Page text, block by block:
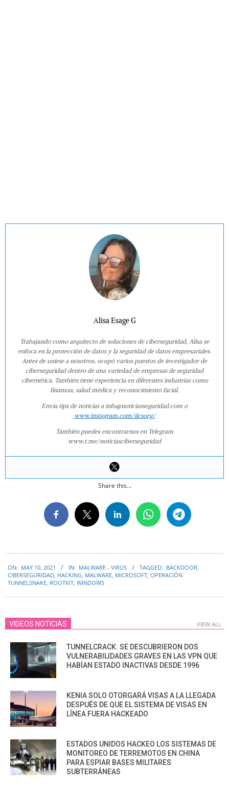
Alisa Esage G
Trabajando como arquitecto de soluciones de ciberseguridad, Alisa se
enfoca en la protección de datos y la seguridad de datos empresariales.
Antes de unirse a nosotros, ocupó varios puestos de investigador de
ciberseguridad dentro de una variedad de empresas de seguridad
cibernética. También tiene experiencia en diferentes industrias como
finanzas, salud médica y reconocimiento facial.
Envía tips de noticias a info@noticiasseguridad.com o
www.instagram.com/iicsorg/
También puedes encontrarnos en Telegram
www.t.me/noticiasciberseguridad
Share this...
05-
10
ON: MAY 10, 2021 IN: MALWARE - VIRUS TAGGED: BACKDOOR,
CIBERSEGURIDAD, HACKING, MALWARE, MICROSOFT, OPERACIÓN
TUNNELSNAKE, ROOTKIT, WINDOWS
VIDEOS NOTICIAS VIEW ALL
TUNNELCRACK: SE DESCUBRIERON DOS
VULNERABILIDADES GRAVES EN LAS VPN QUE
HABÍAN ESTADO INACTIVAS DESDE 1996
KENIA SOLO OTORGARÁ VISAS A LA LLEGADA
DESPUÉS DE QUE EL SISTEMA DE VISAS EN
LÍNEA FUERA HACKEADO
ESTADOS UNIDOS HACKEO LOS SISTEMAS DE
MONITOREO DE TERREMOTOS EN CHINA
PARA ESPIAR BASES MILITARES
SUBTERRÁNEAS